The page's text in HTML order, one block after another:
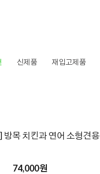
신제품 재입고제품
방목 치킨과 연어 소형견용
74,000원